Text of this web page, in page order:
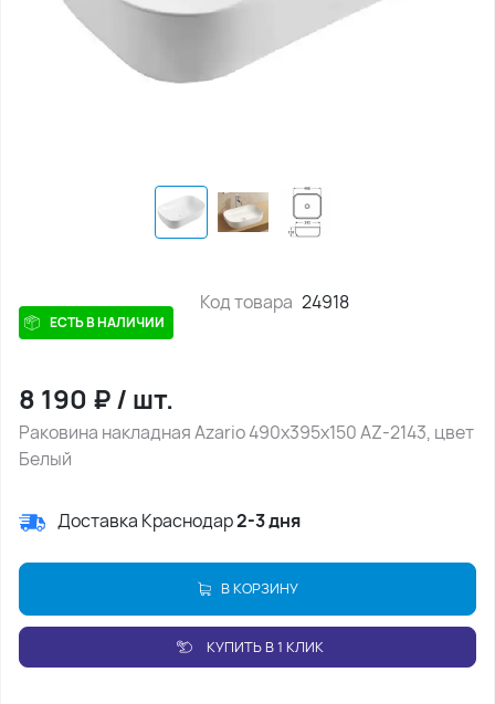
ЕСТЬ В НАЛИЧИИ
Код товара 24918
8 190 ₽/ шт.
Раковина накладная Azario 490х395х150 AZ-2143, цвет
Белый
Доставка Краснодар2-3 дня
В КОРЗИНУ
КУПИТЬ В 1 КЛИК